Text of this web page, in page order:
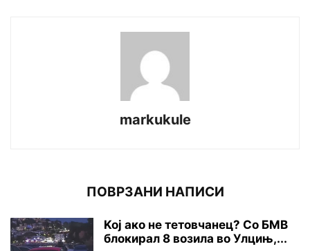
markukule
ПОВРЗАНИ НАПИСИ
Koj ако не тетовчанец? Со БМВ
блокирал 8 возила во Улцињ,...